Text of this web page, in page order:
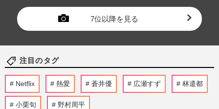
7位以降を見る
注目のタグ
Netflix 熱愛 蒼井優 広瀬すず 林遣都
小栗旬 野村周平